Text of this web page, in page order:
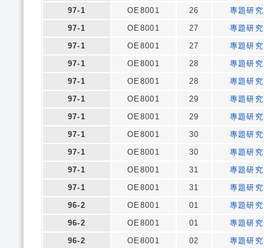
97-1
OE8001 26
專題研究
97-1
OE8001 27
專題研究
97-1
OE8001 27
專題研究
97-1
OE8001 28
專題研究
97-1
OE8001 28
專題研究
97-1
OE8001 29
專題研究
97-1
OE8001 29
專題研究
97-1
OE8001 30
專題研究
97-1
OE8001 30
專題研究
97-1
OE8001 31
專題研究
97-1
OE8001 31
專題研究
96-2
OE8001 01
專題研究
96-2
OE8001 01
專題研究
96-2
OE8001 02
專題研究